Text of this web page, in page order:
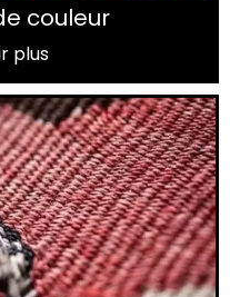
couleur
plus